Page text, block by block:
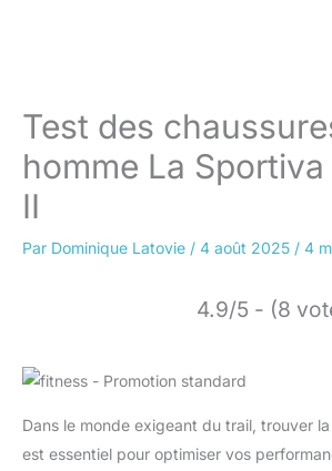
Test des
homme La
II
Par Dominique Latovie / 4 août 2025 / 4
4.9/5 - (8
Dans le monde exigeant du trail, trouver
est essentiel pour optimiser vos